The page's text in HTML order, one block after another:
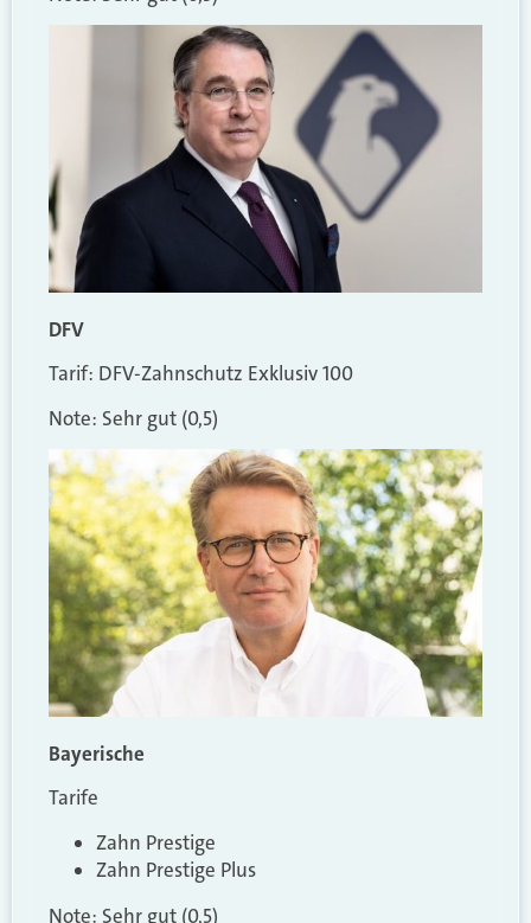
DFV
Tarif: DFV-Zahnschutz Exklusiv 100
Note: Sehr gut (0,5)
Bayerische
Tarife
Zahn Prestige
Zahn Prestige Plus
Note: Sehr gut (0,5)